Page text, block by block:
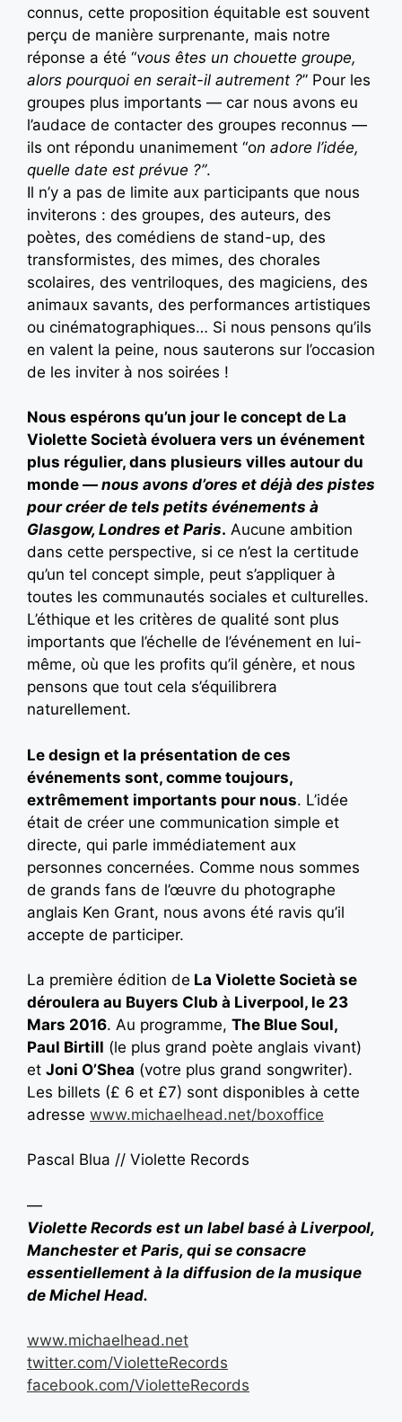
connus, cette proposition équitable est souvent
perçu de manière surprenante, mais notre
réponse a été “vous êtes un chouette groupe,
alors pourquoi en serait-il autrement ?” Pour les
groupes plus importants — car nous avons eu
l’audace de contacter des groupes reconnus —
ils ont répondu unanimement “on adore l’idée,
quelle date est prévue ?”.
Il n’y a pas de limite aux participants que nous
inviterons : des groupes, des auteurs, des
poètes, des comédiens de stand-up, des
transformistes, des mimes, des chorales
scolaires, des ventriloques, des magiciens, des
animaux savants, des performances artistiques
ou cinématographiques… Si nous pensons qu’ils
en valent la peine, nous sauterons sur l’occasion
de les inviter à nos soirées !
Nous espérons qu’un jour le concept de La
Violette Società évoluera vers un événement
plus régulier, dans plusieurs villes autour du
monde — nous avons d’ores et déjà des pistes
pour créer de tels petits événements à
Glasgow, Londres et Paris. Aucune ambition
dans cette perspective, si ce n’est la certitude
qu’un tel concept simple, peut s’appliquer à
toutes les communautés sociales et culturelles.
L’éthique et les critères de qualité sont plus
importants que l’échelle de l’événement en lui-
même, où que les profits qu’il génère, et nous
pensons que tout cela s’équilibrera
naturellement.
Le design et la présentation de ces
événements sont, comme toujours,
extrêmement importants pour nous. L’idée
était de créer une communication simple et
directe, qui parle immédiatement aux
personnes concernées. Comme nous sommes
de grands fans de l’œuvre du photographe
anglais Ken Grant, nous avons été ravis qu’il
accepte de participer.
La première édition de La Violette Società se
déroulera au Buyers Club à Liverpool, le 23
Mars 2016. Au programme, The Blue Soul,
Paul Birtill (le plus grand poète anglais vivant)
et Joni O’Shea (votre plus grand songwriter).
Les billets (£ 6 et £7) sont disponibles à cette
adresse www.michaelhead.net/boxoffice
Pascal Blua // Violette Records
—
Violette Records est un label basé à Liverpool,
Manchester et Paris, qui se consacre
essentiellement à la diffusion de la musique
de Michel Head.
www.michaelhead.net
twitter.com/VioletteRecords
facebook.com/VioletteRecords